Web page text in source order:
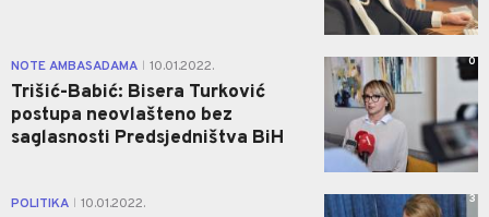
NOTE AMBASADAMA 10.01.2022.
Trišić-Babić: Bisera Turković
postupa neovlašteno bez
saglasnosti Predsjedništva BiH
0
POLITIKA 10.01.2022. 3